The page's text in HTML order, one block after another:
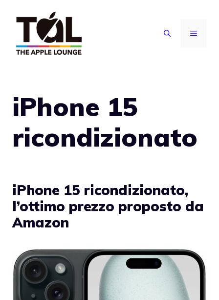
contenuto
MENU
iPhone 15
ricondizionato
iPhone 15 ricondizionato,
l’ottimo prezzo proposto da
Amazon